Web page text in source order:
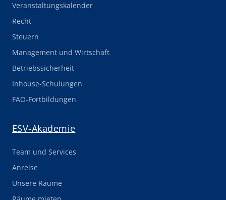
Veranstaltungskalender
Recht
Steuern
Management und Wirtschaft
Betriebssicherheit
Inhouse-Schulungen
FAO-Fortbildungen
ESV-Akademie
Team und Services
Anreise
Unsere Räume